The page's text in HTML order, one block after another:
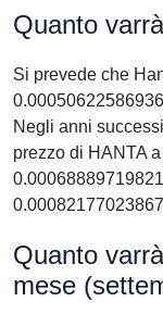
Quanto
Si prevede che
Negli anni
prezzo di HANTA
Quanto
mese